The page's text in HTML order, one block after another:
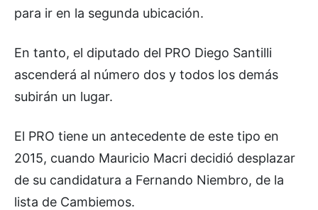
para ir en la segunda ubicación.
En tanto, el diputado del PRO Diego Santilli
ascenderá al número dos y todos los demás
subirán un lugar.
El PRO tiene un antecedente de este tipo en
2015, cuando Mauricio Macri decidió desplazar
de su candidatura a Fernando Niembro, de la
lista de Cambiemos.